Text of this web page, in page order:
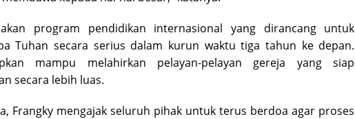
program pendidikan internasional yang dirancang untuk
Tuhan secara serius dalam kurun waktu tiga tahun ke depan.
mampu melahirkan pelayan-pelayan gereja yang siap
secara lebih luas.
Frangky mengajak seluruh pihak untuk terus berdoa agar proses